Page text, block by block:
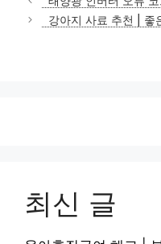
강아지 사료 추천 | 좋
최신 글